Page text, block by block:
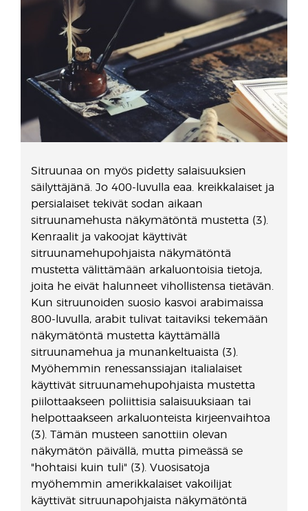
Sitruunaa on myös pidetty salaisuuksien
säilyttäjänä. Jo 400-luvulla eaa. kreikkalaiset ja
persialaiset tekivät sodan aikaan
sitruunamehusta näkymätöntä mustetta (3).
Kenraalit ja vakoojat käyttivät
sitruunamehupohjaista näkymätöntä
mustetta välittämään arkaluontoisia tietoja,
joita he eivät halunneet vihollistensa tietävän.
Kun sitruunoiden suosio kasvoi arabimaissa
800-luvulla, arabit tulivat taitaviksi tekemään
näkymätöntä mustetta käyttämällä
sitruunamehua ja munankeltuaista (3).
Myöhemmin renessanssiajan italialaiset
käyttivät sitruunamehupohjaista mustetta
piilottaakseen poliittisia salaisuuksiaan tai
helpottaakseen arkaluonteista kirjeenvaihtoa
(3). Tämän musteen sanottiin olevan
näkymätön päivällä, mutta pimeässä se
"hohtaisi kuin tuli" (3). Vuosisatoja
myöhemmin amerikkalaiset vakoilijat
käyttivät sitruunapohjaista näkymätöntä